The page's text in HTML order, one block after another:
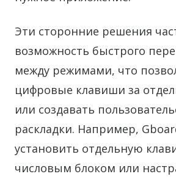
Эти сторонние решения
возможность быстрого
между режимами, что
цифровые клавиши за
или создавать
раскладки. Например,
установить отдельную
числовым блоком или